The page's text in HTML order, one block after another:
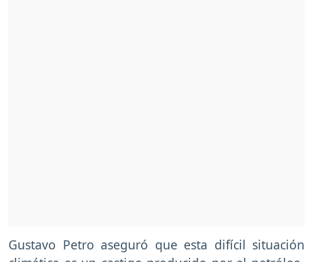
Gustavo Petro aseguró que esta difícil situación